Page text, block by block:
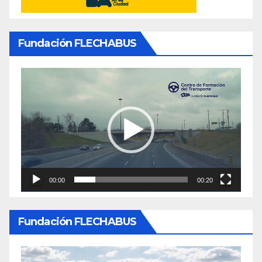
Fundación FLECHABUS
video
00:00 00:20
Fundación FLECHABUS